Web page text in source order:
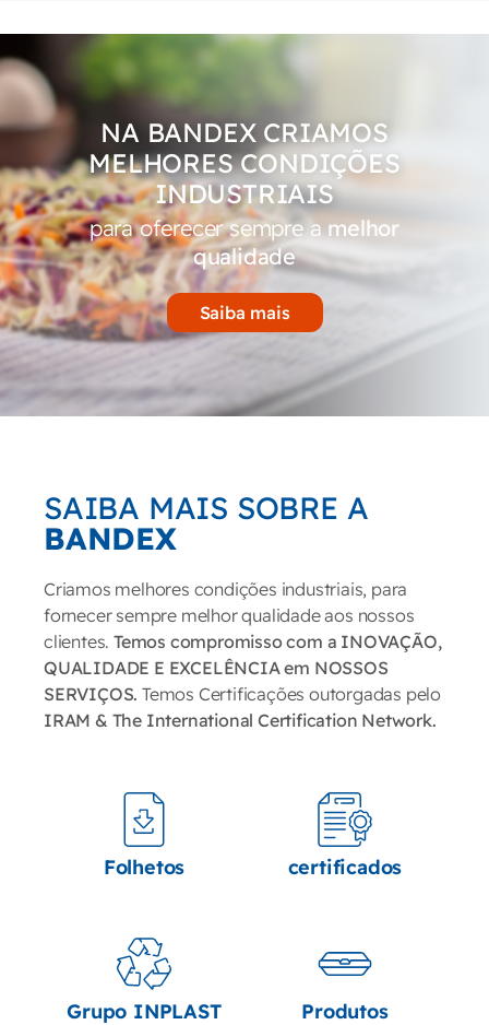
NA BANDEX CRIAMOS
MELHORES CONDIÇÕES
INDUSTRIAIS
para oferecer sempre amelhor
qualidade
Saiba mais
SAIBA MAIS SOBRE A
BANDEX
Criamos melhores condições industriais, para
fornecer sempre melhor qualidade aos nossos
clientes. Temos compromisso com a INOVAÇÃO,
QUALIDADE E EXCELÊNCIA em NOSSOS
SERVIÇOS. Temos Certificações outorgadas pelo
IRAM & The International Certification Network.
Folhetos certificados
Grupo INPLAST Produtos